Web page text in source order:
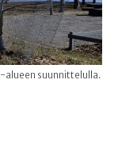
suunnittelulla.